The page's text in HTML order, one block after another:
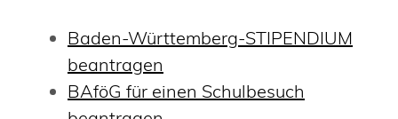
Baden-Württemberg-STIPENDIUM
beantragen
BAföG für einen Schulbesuch